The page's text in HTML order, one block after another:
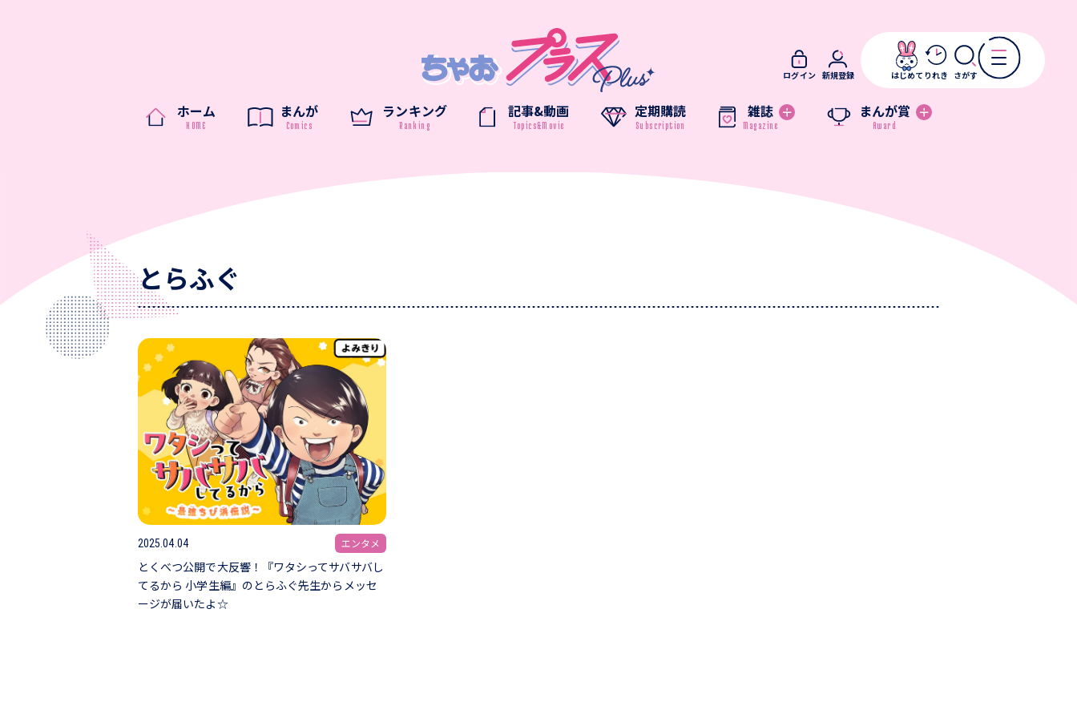
ホーム まんが ランキング 記事&動画 定期購読 雑誌 まんが賞
ログイン 新規登録 はじめて りれき さがす
とらふぐ
2025.04.04 エンタメ
とくべつ公開で大反響！『ワタシってサバサバし
てるから 小学生編』のとらふぐ先生からメッセ
ージが届いたよ☆